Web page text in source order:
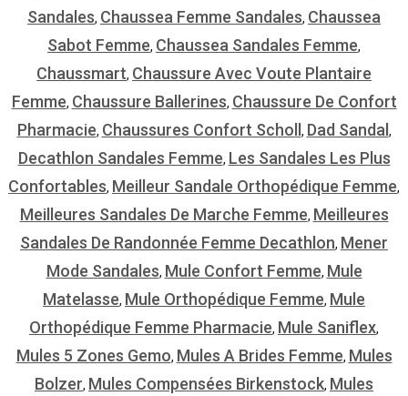
Sandales, Chaussea Femme Sandales, Chaussea
Sabot Femme, Chaussea Sandales Femme,
Chaussmart, Chaussure Avec Voute Plantaire
Femme, Chaussure Ballerines, Chaussure De Confort
Pharmacie, Chaussures Confort Scholl , Dad Sandal ,
Decathlon Sandales Femme, Les Sandales Les Plus
Confortables, Meilleur Sandale Orthopédique Femme,
Meilleures Sandales De Marche Femme, Meilleures
Sandales De Randonnée Femme Decathlon, Mener
Mode Sandales, Mule Confort Femme, Mule
Matelasse, Mule Orthopédique Femme, Mule
Orthopédique Femme Pharmacie, Mule Saniflex,
Mules 5 Zones Gemo, Mules A Brides Femme, Mules
Bolzer, Mules Compensées Birkenstock, Mules